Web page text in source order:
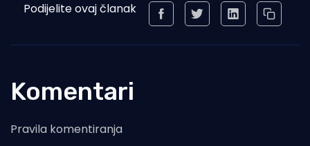
Podijelite ovaj članak
Komentari
Pravila komentiranja